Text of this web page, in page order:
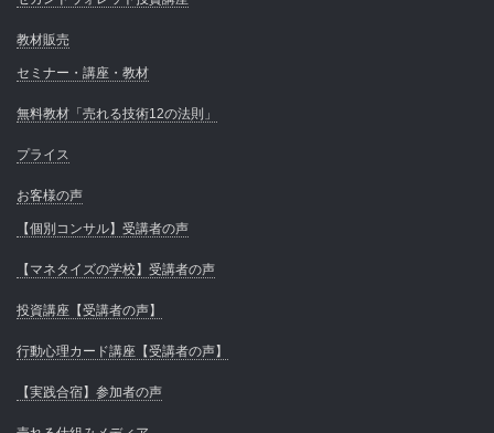
教材販売
セミナー・講座・教材
無料教材「売れる技術12の法則」
プライス
お客様の声
【個別コンサル】受講者の声
【マネタイズの学校】受講者の声
投資講座【受講者の声】
行動心理カード講座【受講者の声】
【実践合宿】参加者の声